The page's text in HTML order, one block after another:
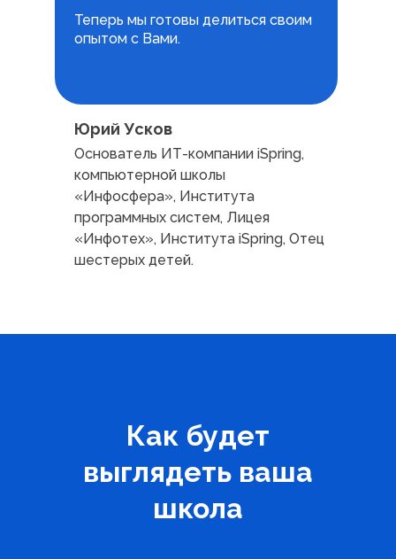
Теперь мы готовы делиться своим
опытом с Вами.
Юрий Усков
Основатель ИТ-компании iSpring,
компьютерной школы
«Инфосфера», Института
программных систем, Лицея
«Инфотех», Института iSpring, Отец
шестерых детей.
Как будет
выглядеть ваша
школа